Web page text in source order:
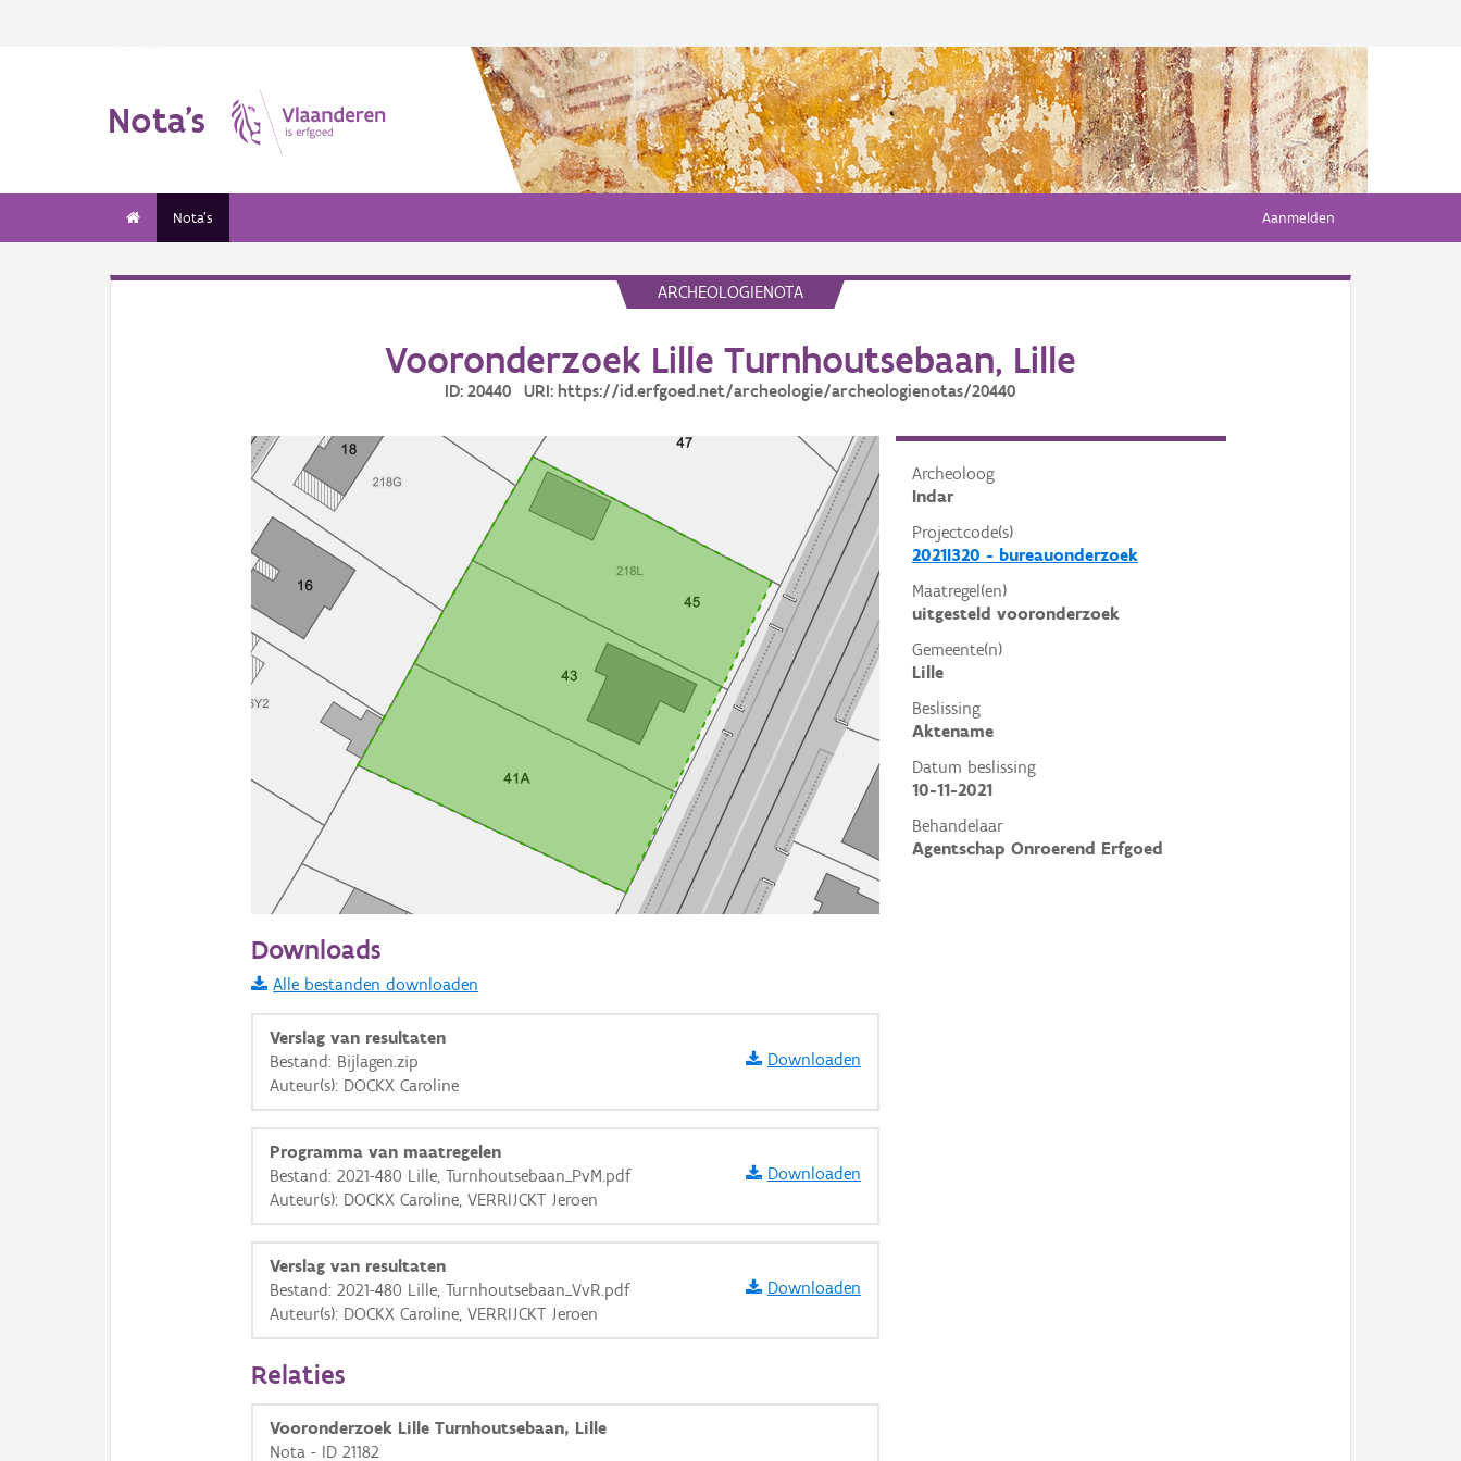
Nota's
Nota's Aanmelden
ARCHEOLOGIENOTA
Vooronderzoek Lille Turnhoutsebaan, Lille
ID: 20440 URI: https://id.erfgoed.net/archeologie/archeologienotas/20440
Archeoloog
Indar
Projectcode(s)
2021I320 - bureauonderzoek
Maatregel(en)
uitgesteld vooronderzoek
Gemeente(n)
Lille
Beslissing
Aktename
Datum beslissing
10-11-2021
Behandelaar
Agentschap Onroerend Erfgoed
Informatie Vlaanderen
i
+ −
OSM-Basiskaart
Ortho
GRB-Basiskaart
GRB-Basiskaart in grijswaarden
Downloads
Alle bestanden downloaden
Verslag van resultaten
Bestand: Bijlagen.zip
Auteur(s): DOCKX Caroline
Downloaden
Programma van maatregelen
Bestand: 2021-480 Lille, Turnhoutsebaan_PvM.pdf
Auteur(s): DOCKX Caroline, VERRIJCKT Jeroen
Downloaden
Verslag van resultaten
Bestand: 2021-480 Lille, Turnhoutsebaan_VvR.pdf
Auteur(s): DOCKX Caroline, VERRIJCKT Jeroen
Downloaden
Relaties
Vooronderzoek Lille Turnhoutsebaan, Lille
Nota - ID 21182